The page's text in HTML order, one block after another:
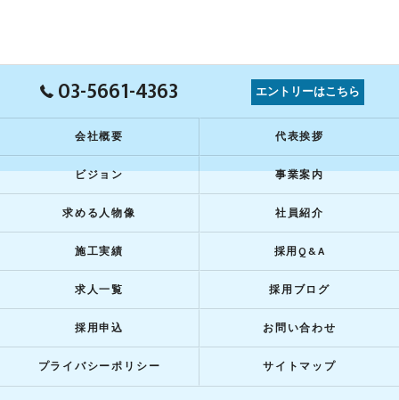
03-5661-4363 エントリーはこちら
会社概要 代表挨拶
ビジョン 事業案内
求める人物像 社員紹介
施工実績 採用Q&A
求人一覧 採用ブログ
採用申込 お問い合わせ
プライバシーポリシー サイトマップ